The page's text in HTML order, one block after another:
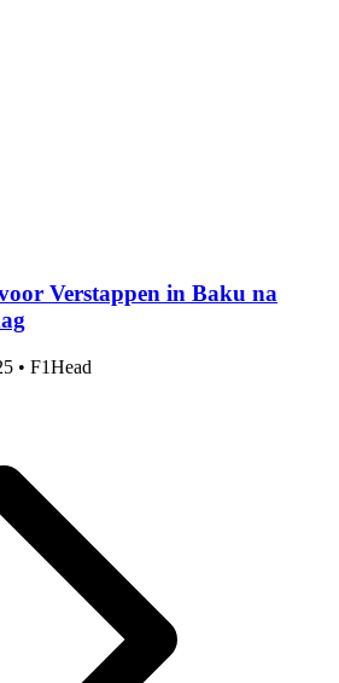
Verstappen in Baku na
• F1Head